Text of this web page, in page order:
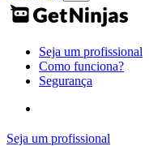
Seja um profissional
Como funciona?
Segurança
Seja um profissional